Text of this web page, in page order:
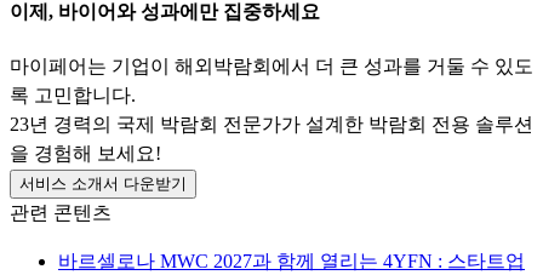
이제, 바이어와 성과에만 집중하세요
마이페어는 기업이 해외박람회에서 더 큰 성과를 거둘 수 있도
록 고민합니다.
23년 경력의 국제 박람회 전문가가 설계한 박람회 전용 솔루션
을 경험해 보세요!
서비스 소개서 다운받기
관련 콘텐츠
바르셀로나 MWC 2027과 함께 열리는 4YFN : 스타트업